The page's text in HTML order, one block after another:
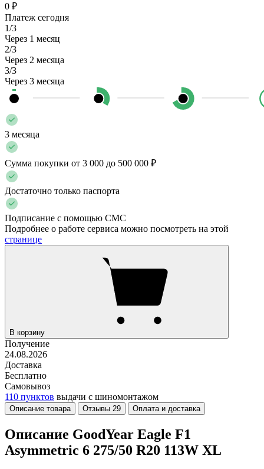
0 ₽
Платеж сегодня
1/3
Через 1 месяц
2/3
Через 2 месяца
3/3
Через 3 месяца
3 месяца
Сумма покупки от 3 000 до 500 000 ₽
Достаточно только паспорта
Подписание с помощью СМС
Подробнее о работе сервиса можно посмотреть на этой
странице
В корзину
Получение
24.08.2026
Доставка
Бесплатно
Самовывоз
110 пунктов выдачи с шиномонтажом
Описание товара Отзывы 29 Оплата и доставка
Описание GoodYear Eagle F1
Asymmetric 6 275/50 R20 113W XL